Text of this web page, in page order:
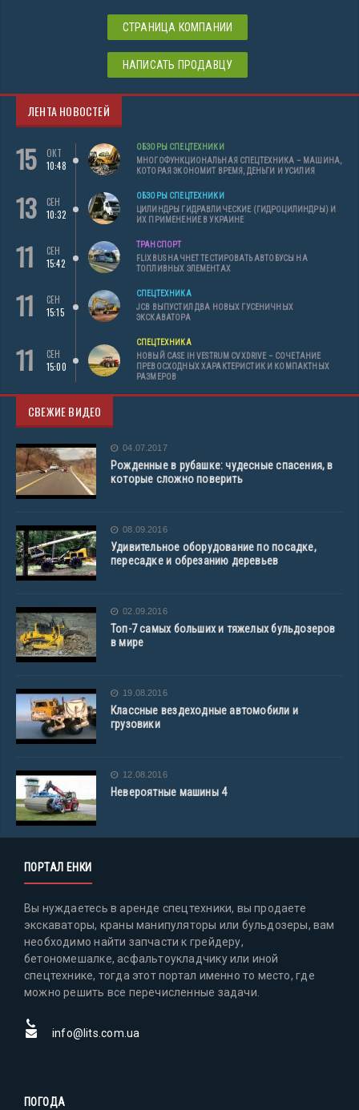
СТРАНИЦА КОМПАНИИ
НАПИСАТЬ ПРОДАВЦУ
ЛЕНТА НОВОСТЕЙ
15
ОКТ
10:48
ОБЗОРЫ СПЕЦТЕХНИКИ
МНОГОФУНКЦИОНАЛЬНАЯ СПЕЦТЕХНИКА – МАШИНА,
КОТОРАЯ ЭКОНОМИТ ВРЕМЯ, ДЕНЬГИ И УСИЛИЯ
13
СЕН
10:32
ОБЗОРЫ СПЕЦТЕХНИКИ
ЦИЛИНДРЫ ГИДРАВЛИЧЕСКИЕ (ГИДРОЦИЛИНДРЫ) И
ИХ ПРИМЕНЕНИЕ В УКРАИНЕ
11
СЕН
15:42
ТРАНСПОРТ
FLIXBUS НАЧНЕТ ТЕСТИРОВАТЬ АВТОБУСЫ НА
ТОПЛИВНЫХ ЭЛЕМЕНТАХ
11
СЕН
15:15
СПЕЦТЕХНИКА
JCB ВЫПУСТИЛ ДВА НОВЫХ ГУСЕНИЧНЫХ
ЭКСКАВАТОРА
11
СЕН
15:00
СПЕЦТЕХНИКА
НОВЫЙ CASE IH VESTRUM CVXDRIVE – СОЧЕТАНИЕ
ПРЕВОСХОДНЫХ ХАРАКТЕРИСТИК И КОМПАКТНЫХ
РАЗМЕРОВ
СВЕЖИЕ ВИДЕО
04.07.2017
Рожденные в рубашке: чудесные спасения, в
которые сложно поверить
08.09.2016
Удивительное оборудование по посадке,
пересадке и обрезанию деревьев
02.09.2016
Топ-7 самых больших и тяжелых бульдозеров
в мире
19.08.2016
Классные вездеходные автомобили и
грузовики
12.08.2016
Невероятные машины 4
ПОРТАЛ ЕНКИ
Вы нуждаетесь в аренде спецтехники, вы продаете
экскаваторы, краны манипуляторы или бульдозеры, вам
необходимо найти запчасти к грейдеру,
бетономешалке, асфальтоукладчику или иной
спецтехнике, тогда этот портал именно то место, где
можно решить все перечисленные задачи.
info@lits.com.ua
ПОГОДА